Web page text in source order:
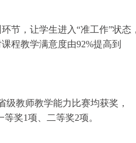
节，让学生进入“准工作”状态，
程教学满意度由92%提高到
级教师教学能力比赛均获奖，
等奖1项、二等奖2项。